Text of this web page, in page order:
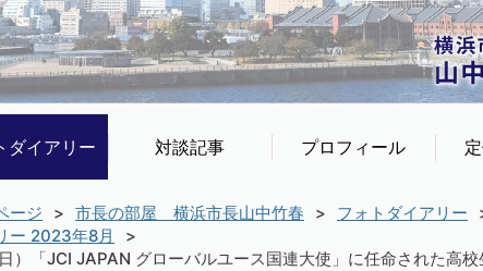
ダイアリー 対談記事 プロフィール
ージ 市長の部屋 横浜市長山中竹春 フォトダイアリー
ー 2023年8月
）「JCI JAPAN グローバルユース国連大使」に任命された高校